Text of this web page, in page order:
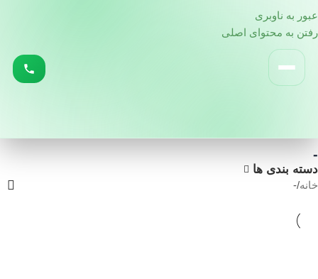
عبور به ناوبری
رفتن به محتوای اصلی
-
دسته بندی ها
خانه -